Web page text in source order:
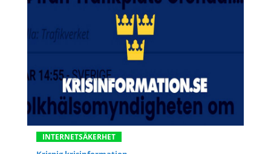
INTERNETSÄKERHET